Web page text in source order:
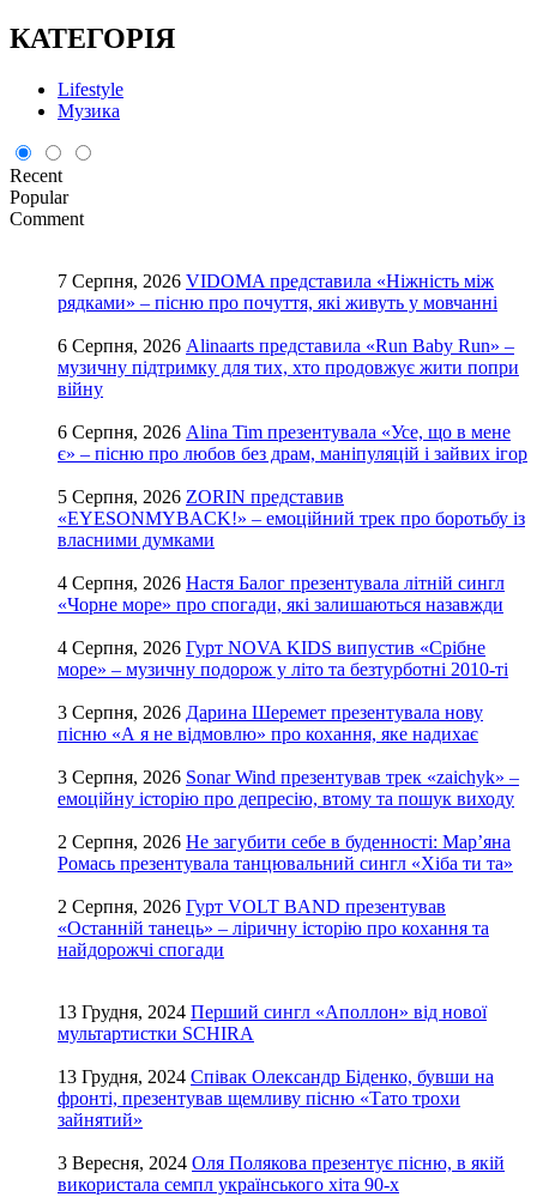
КАТЕГОРІЯ
Lifestyle
Музика
Recent
Popular
Comment
7 Серпня, 2026 VIDOMA представила «Ніжність між
рядками» – пісню про почуття, які живуть у мовчанні
6 Серпня, 2026 Alinaarts представила «Run Baby Run» –
музичну підтримку для тих, хто продовжує жити попри
війну
6 Серпня, 2026 Alina Tim презентувала «Усе, що в мене
є» – пісню про любов без драм, маніпуляцій і зайвих ігор
5 Серпня, 2026 ZORIN представив
«EYESONMYBACK!» – емоційний трек про боротьбу із
власними думками
4 Серпня, 2026 Настя Балог презентувала літній сингл
«Чорне море» про спогади, які залишаються назавжди
4 Серпня, 2026 Гурт NOVA KIDS випустив «Срібне
море» – музичну подорож у літо та безтурботні 2010-ті
3 Серпня, 2026 Дарина Шеремет презентувала нову
пісню «А я не відмовлю» про кохання, яке надихає
3 Серпня, 2026 Sonar Wind презентував трек «zaichyk» –
емоційну історію про депресію, втому та пошук виходу
2 Серпня, 2026 Не загубити себе в буденності: Мар’яна
Ромась презентувала танцювальний сингл «Хіба ти та»
2 Серпня, 2026 Гурт VOLT BAND презентував
«Останній танець» – ліричну історію про кохання та
найдорожчі спогади
13 Грудня, 2024 Перший сингл «Аполлон» від нової
мультартистки SCHIRA
13 Грудня, 2024 Співак Олександр Біденко, бувши на
фронті, презентував щемливу пісню «Тато трохи
зайнятий»
3 Вересня, 2024 Оля Полякова презентує пісню, в якій
використала семпл українського хіта 90-х